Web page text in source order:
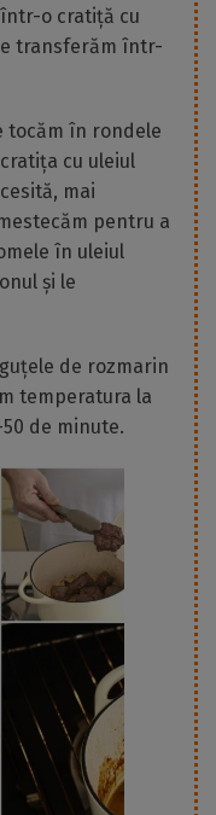
o cratiță cu
transferăm într-
tocăm în rondele
cu uleiul
mai
pentru a
în uleiul
și le
de rozmarin
temperatura la
de minute.